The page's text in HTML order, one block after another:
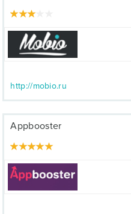
http://mobio.ru
Appbooster